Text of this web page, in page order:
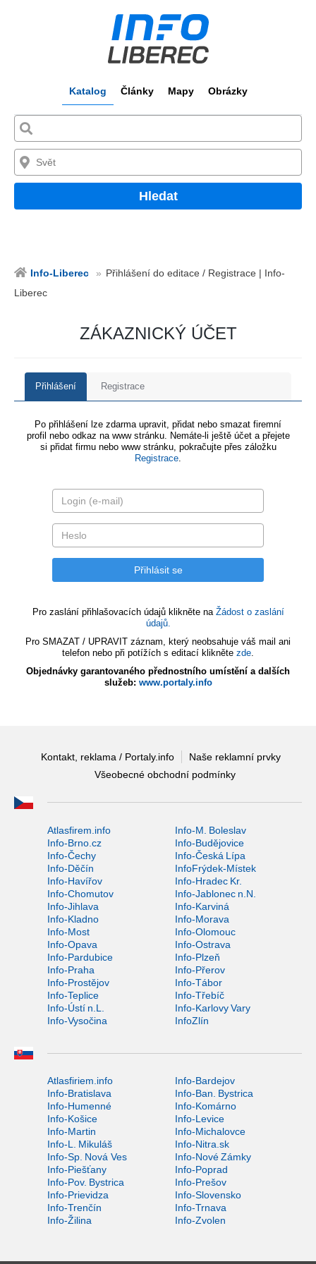
Katalog Články Mapy Obrázky
Hledat
Info-Liberec
Přihlášení do editace / Registrace | Info-
Liberec
ZÁKAZNICKÝ ÚČET
Přihlášení Registrace
Po přihlášení lze zdarma upravit, přidat nebo smazat firemní
profil nebo odkaz na www stránku. Nemáte-li ještě účet a přejete
si přidat firmu nebo www stránku, pokračujte přes záložku
Registrace.
Pro zaslání přihlašovacích údajů klikněte na Žádost o zaslání
údajů.
Pro SMAZAT / UPRAVIT záznam, který neobsahuje váš mail ani
telefon nebo při potížích s editací klikněte zde.
Objednávky garantovaného přednostního umístění a dalších
služeb: www.portaly.info
Kontakt, reklama / Portaly.info
Naše reklamní prvky
Všeobecné obchodní podmínky
Atlasfirem.info
Info-M. Boleslav
Info-Brno.cz
Info-Budějovice
Info-Čechy
Info-Česká Lípa
Info-Děčín
InfoFrýdek-Místek
Info-Havířov
Info-Hradec Kr.
Info-Chomutov
Info-Jablonec n.N.
Info-Jihlava
Info-Karviná
Info-Kladno
Info-Morava
Info-Most
Info-Olomouc
Info-Opava
Info-Ostrava
Info-Pardubice
Info-Plzeň
Info-Praha
Info-Přerov
Info-Prostějov
Info-Tábor
Info-Teplice
Info-Třebíč
Info-Ústí n.L.
Info-Karlovy Vary
Info-Vysočina
InfoZlín
Atlasfiriem.info
Info-Bardejov
Info-Bratislava
Info-Ban. Bystrica
Info-Humenné
Info-Komárno
Info-Košice
Info-Levice
Info-Martin
Info-Michalovce
Info-L. Mikuláš
Info-Nitra.sk
Info-Sp. Nová Ves
Info-Nové Zámky
Info-Piešťany
Info-Poprad
Info-Pov. Bystrica
Info-Prešov
Info-Prievidza
Info-Slovensko
Info-Trenčín
Info-Trnava
Info-Žilina
Info-Zvolen